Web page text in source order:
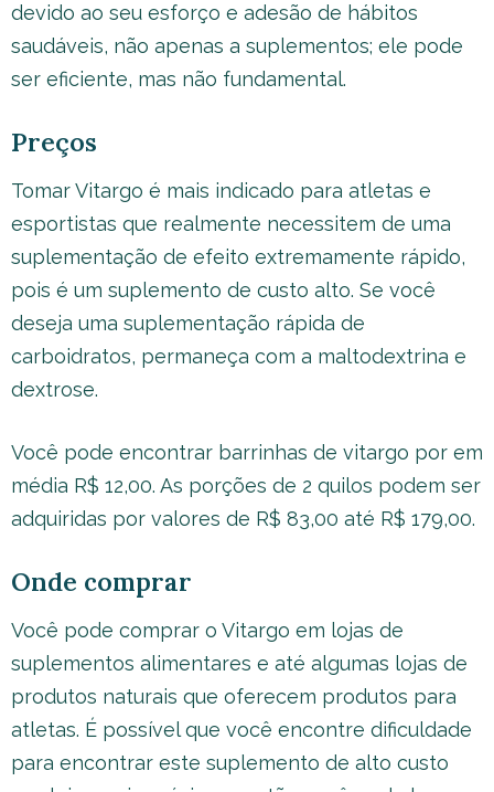
devido ao seu esforço e adesão de hábitos
saudáveis, não apenas a suplementos; ele pode
ser eficiente, mas não fundamental.
Preços
Tomar Vitargo é mais indicado para atletas e
esportistas que realmente necessitem de uma
suplementação de efeito extremamente rápido,
pois é um suplemento de custo alto. Se você
deseja uma suplementação rápida de
carboidratos, permaneça com a maltodextrina e
dextrose.
Você pode encontrar barrinhas de vitargo por em
média R$ 12,00. As porções de 2 quilos podem ser
adquiridas por valores de R$ 83,00 até R$ 179,00.
Onde comprar
Você pode comprar o Vitargo em lojas de
suplementos alimentares e até algumas lojas de
produtos naturais que oferecem produtos para
atletas. É possível que você encontre dificuldade
para encontrar este suplemento de alto custo